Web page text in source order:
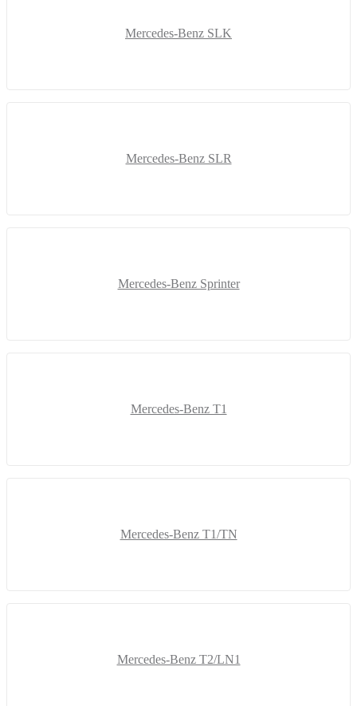
Mercedes-Benz SLK
Mercedes-Benz SLR
Mercedes-Benz Sprinter
Mercedes-Benz T1
Mercedes-Benz T1/TN
Mercedes-Benz T2/LN1